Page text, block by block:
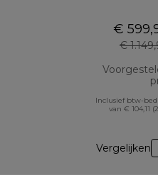
€
€
Inclusief btw-
van € 104,11
Vergelijken